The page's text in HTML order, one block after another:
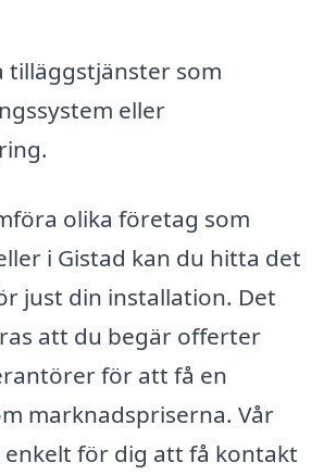
tilläggstjänster som
eller
olika företag som
i Gistad kan du hitta det
just din installation. Det
att du begär offerter
för att få en
marknadspriserna. Vår
för dig att få kontakt